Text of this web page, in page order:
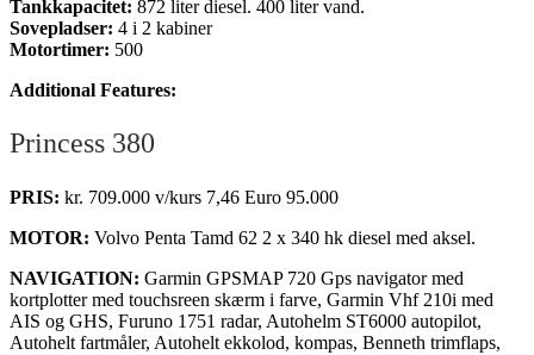
Tankkapacitet: 872 liter diesel. 400 liter vand.
Sovepladser: 4 i 2 kabiner
Motortimer: 500
Additional Features:
Princess 380
PRIS: kr. 709.000 v/kurs 7,46 Euro 95.000
MOTOR: Volvo Penta Tamd 62 2 x 340 hk diesel med aksel.
NAVIGATION: Garmin GPSMAP 720 Gps navigator med
kortplotter med touchsreen skærm i farve, Garmin Vhf 210i med
AIS og GHS, Furuno 1751 radar, Autohelm ST6000 autopilot,
Autohelt fartmåler, Autohelt ekkolod, kompas, Benneth trimflaps,